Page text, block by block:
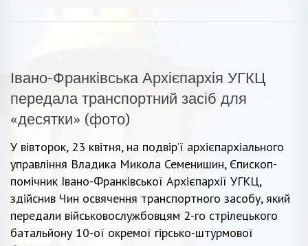
Івано-Франківська Архієпархія УГКЦ
передала транспортний засіб для
«десятки» (фото)
У вівторок, 23 квітня, на подвір’ї архієпархіального
управління Владика Микола Семенишин, Єпископ-
помічник Івано-Франківської Архієпархії УГКЦ,
здійснив Чин освячення транспортного засобу, який
передали військовослужбовцям 2-го стрілецького
батальйону 10-ої окремої гірсько-штурмової